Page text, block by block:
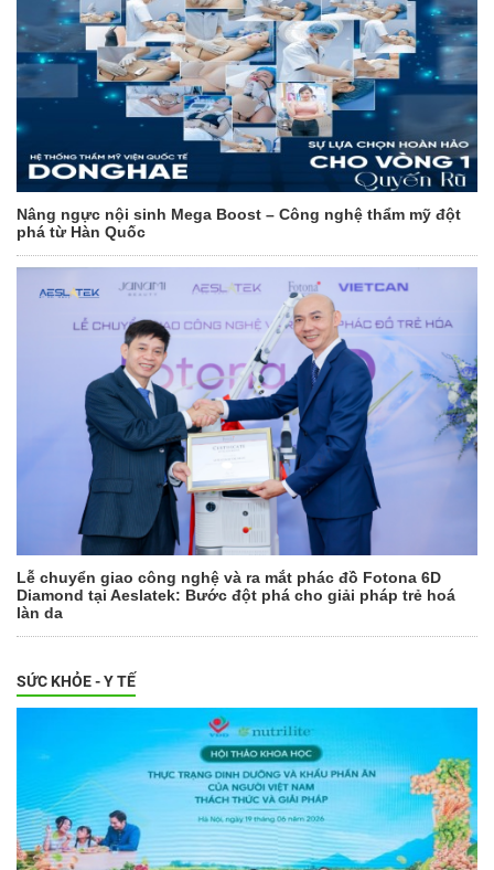
Nâng ngực nội sinh Mega Boost – Công nghệ thẩm mỹ đột
phá từ Hàn Quốc
Lễ chuyển giao công nghệ và ra mắt phác đồ Fotona 6D
Diamond tại Aeslatek: Bước đột phá cho giải pháp trẻ hoá
làn da
SỨC KHỎE - Y TẾ